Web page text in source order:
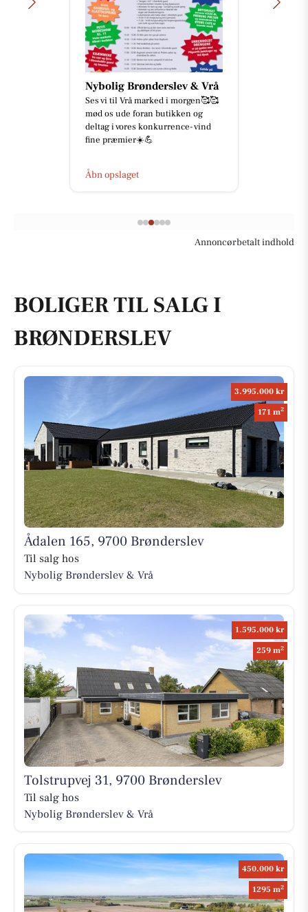
Nybolig Brønderslev & Vrå
Ses vi til Vrå marked i morgen🥰🥰
mød os ude foran butikken og
deltag i vores konkurrence- vind
fine præmier☀️💪
Åbn opslaget
Annoncørbetalt indhold
BOLIGER TIL SALG I
BRØNDERSLEV
3.995.000 kr
171 m2
Ådalen 165, 9700 Brønderslev
Til salg hos
Nybolig Brønderslev & Vrå
1.595.000 kr
259 m2
Tolstrupvej 31, 9700 Brønderslev
Til salg hos
Nybolig Brønderslev & Vrå
450.000 kr
1295 m2